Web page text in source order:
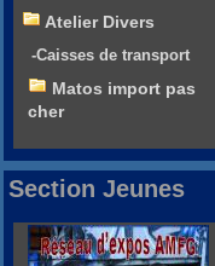
Atelier Divers
-Caisses de transport
Matos import pas
cher
Section Jeunes